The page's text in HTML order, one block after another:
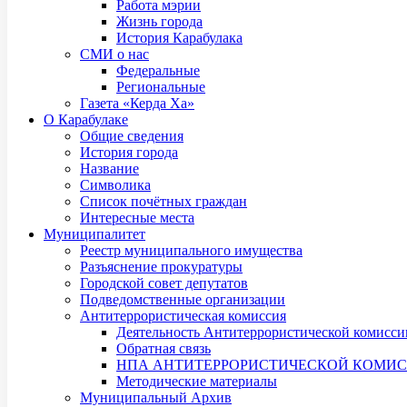
Работа мэрии
Жизнь города
История Карабулака
СМИ о нас
Федеральные
Региональные
Газета «Керда Ха»
О Карабулаке
Общие сведения
История города
Название
Символика
Список почётных граждан
Интересные места
Муниципалитет
Реестр муниципального имущества
Разъяснение прокуратуры
Городской совет депутатов
Подведомственные организации
Антитеррористическая комиссия
Деятельность Антитеррористической
Обратная связь
НПА АНТИТЕРРОРИСТИЧЕСКОЙ
Методические материалы
Муниципальный Архив